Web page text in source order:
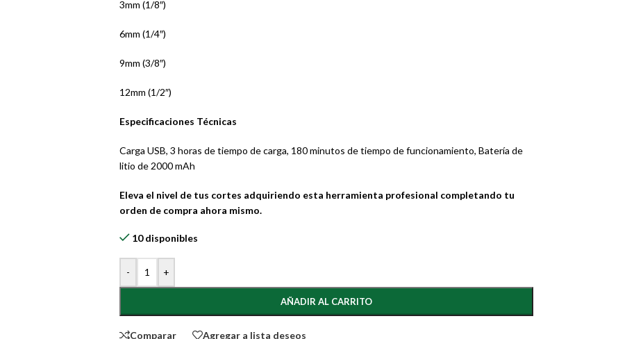
3mm (1/8″)
6mm (1/4″)
9mm (3/8″)
12mm (1/2″)
Especificaciones Técnicas
Carga USB, 3 horas de tiempo de carga, 180 minutos de tiempo de funcionamiento, Batería de
litio de 2000 mAh
Eleva el nivel de tus cortes adquiriendo esta herramienta profesional completando tu
orden de compra ahora mismo.
10 disponibles
- +
AÑADIR AL CARRITO
Comparar Agregar a lista deseos